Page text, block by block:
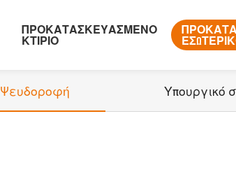
ΠΡΟΚΑΤΑΣΚΕΥΑΣΜΈΝΟ
ΚΤΊΡΙΟ
Ψευδοροφή Υπουργικό